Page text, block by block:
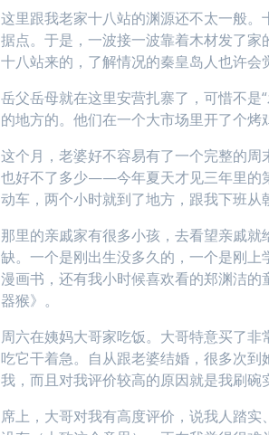
这里跟我老家十八站的渊源还不太一般
据点。于是，一波接一波靠着木材发了
十八站来的，了解情况的秦皇岛人也许会
岳父岳母就在这里安营扎寨了，可惜不
的地方的。他们在一个大市场里开了个烤
这个月，老婆好不容易有了一个完整的
也好不了多少——今年夏天才见三年里的
动车，两个小时就到了地方，跟我下班从
那里的亲戚家有很多小孩，去看望亲戚
缺。一个是刚出生没多久的，一个是刚
漫画书，还有我小时候喜欢看的郑渊洁
器猴》。
周六在姨妈大哥家吃饭。大哥特意买了
吃它干着急。自从跟老婆结婚，很多次
我，而且对我评价较高的原因就是我刷
席上，大哥对我有高度评价，说我人踏